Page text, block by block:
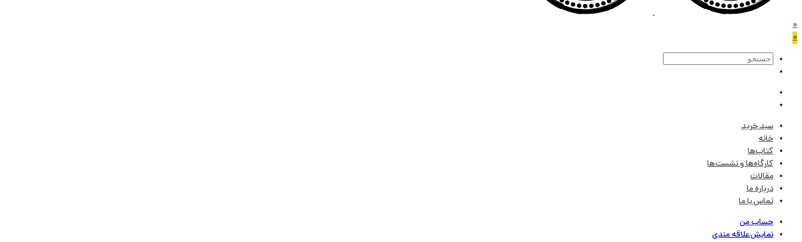
0
0
سبد خرید
خانه
کتاب‌ها
کارگاه‌ها و نشست‌ها
مقالات
درباره ما
تماس با ما
حساب من
نمایش علاقه مندی